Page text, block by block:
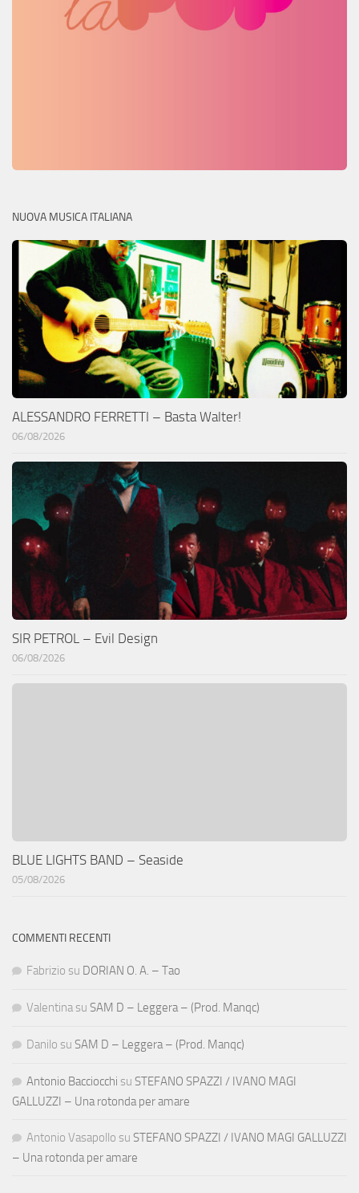
NUOVA MUSICA ITALIANA
ALESSANDRO FERRETTI – Basta Walter!
06/08/2026
SIR PETROL – Evil Design
06/08/2026
BLUE LIGHTS BAND – Seaside
05/08/2026
COMMENTI RECENTI
Fabrizio su DORIAN O. A. – Tao
Valentina su SAM D – Leggera – (Prod. Manqc)
Danilo su SAM D – Leggera – (Prod. Manqc)
Antonio Bacciocchi su STEFANO SPAZZI / IVANO MAGI
GALLUZZI – Una rotonda per amare
Antonio Vasapollo su STEFANO SPAZZI / IVANO MAGI GALLUZZI
– Una rotonda per amare